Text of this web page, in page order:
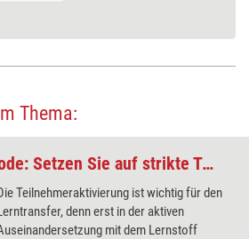
Thema:
Lerntransfer-Methode: Setzen Sie auf strikte Teilnehmeraktivierung
Teilnehmeraktivierung ist wichtig für den
denn erst in der aktiven
mit dem Lernstoff